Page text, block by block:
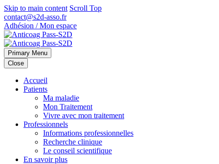
Skip to main content Scroll Top
contact@s2d-asso.fr
Adhésion / Mon espace
Primary Menu
Close
Accueil
Patients
Ma maladie
Mon Traitement
Vivre avec mon traitement
Professionnels
Informations professionnelles
Recherche clinique
Le conseil scientifique
En savoir plus